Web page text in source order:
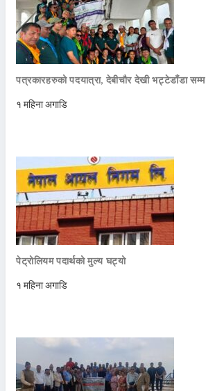
पत्रकारहरुको पदयात्रा, देबीचौर देखी भट्टेडाँडा सम्म
१ महिना अगाडि
पेट्रोलियम पदार्थको मुल्य घट्यो
१ महिना अगाडि